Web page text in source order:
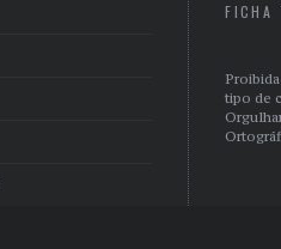
FICHA
tipo de